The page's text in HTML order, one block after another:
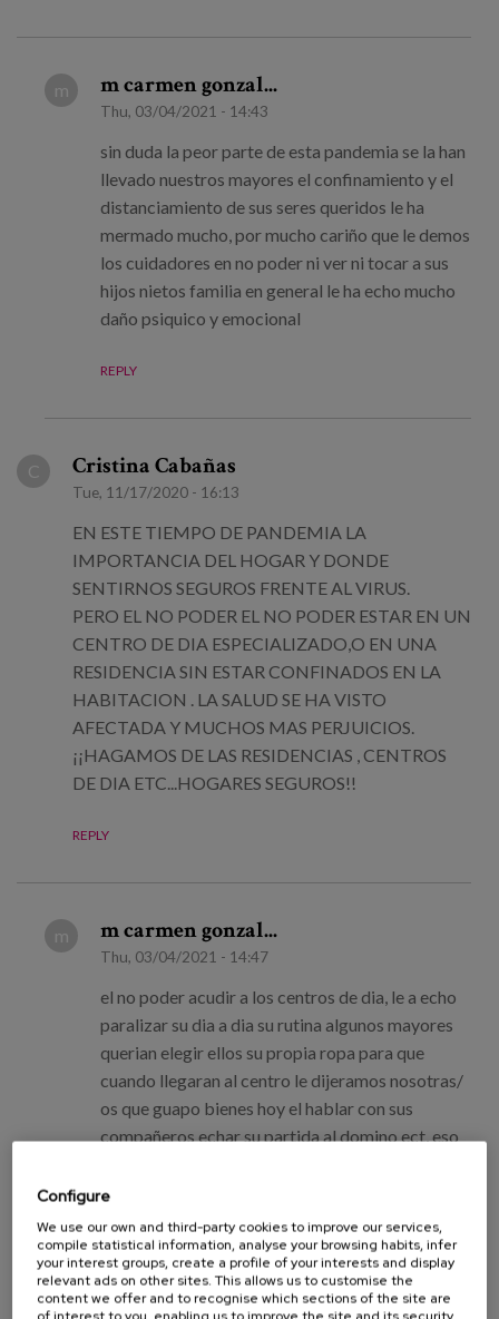
m m carmen gonzal...
Thu, 03/04/2021 - 14:43
sin duda la peor parte de esta pandemia se la han
llevado nuestros mayores el confinamiento y el
distanciamiento de sus seres queridos le ha
mermado mucho, por mucho cariño que le demos
los cuidadores en no poder ni ver ni tocar a sus
hijos nietos familia en general le ha echo mucho
daño psiquico y emocional
REPLY
C Cristina Cabañas
Tue, 11/17/2020 - 16:13
EN ESTE TIEMPO DE PANDEMIA LA
IMPORTANCIA DEL HOGAR Y DONDE
SENTIRNOS SEGUROS FRENTE AL VIRUS.
PERO EL NO PODER EL NO PODER ESTAR EN UN
CENTRO DE DIA ESPECIALIZADO,O EN UNA
RESIDENCIA SIN ESTAR CONFINADOS EN LA
HABITACION . LA SALUD SE HA VISTO
AFECTADA Y MUCHOS MAS PERJUICIOS.
¡¡HAGAMOS DE LAS RESIDENCIAS , CENTROS
DE DIA ETC...HOGARES SEGUROS!!
REPLY
m m carmen gonzal...
Thu, 03/04/2021 - 14:47
el no poder acudir a los centros de dia, le a echo
paralizar su dia a dia su rutina algunos mayores
querian elegir ellos su propia ropa para que
cuando llegaran al centro le dijeramos nosotras/
os que guapo bienes hoy el hablar con sus
compañeros echar su partida al domino ect, eso
Susana
Configure
We use our own and third-party cookies to improve our services,
compile statistical information, analyse your browsing habits, infer
your interest groups, create a profile of your interests and display
relevant ads on other sites. This allows us to customise the
content we offer and to recognise which sections of the site are